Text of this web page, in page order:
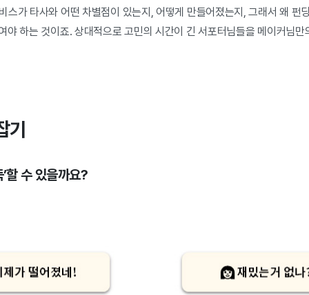
스가 타사와 어떤 차별점이 있는지, 어떻게 만들어졌는지, 그래서 왜 펀
야 하는 것이죠. 상대적으로 고민의 시간이 긴 서포터님들을 메이커님만
기
할 수 있을까요?